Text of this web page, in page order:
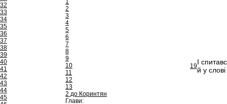
32
33
34
35
36
37
38
39
40
41
42
43
44
45
1
2
3
4
5
6
7
8
9
10
11
12
13
2 до Коринтян
Глави:
19І
й у